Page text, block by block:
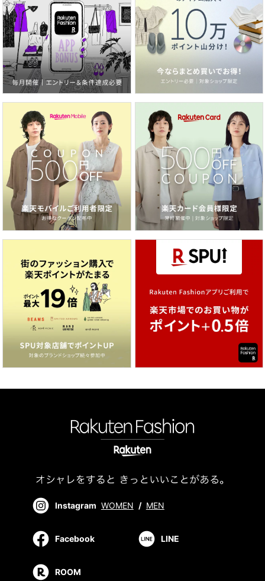
Instagram WOMEN / MEN
Facebook LINE
ROOM